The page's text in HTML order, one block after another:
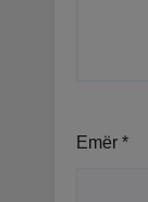
Emër *